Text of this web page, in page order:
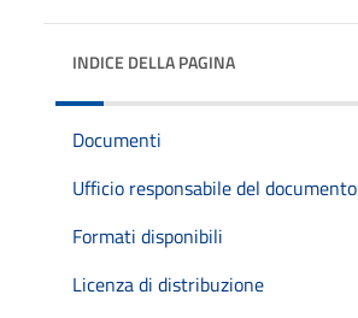
INDICE DELLA PAGINA
Documenti
Ufficio responsabile del documento
Formati disponibili
Licenza di distribuzione